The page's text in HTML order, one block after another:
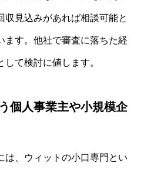
収見込みがあれば相談可能と
ます。他社で審査に落ちた経
て検討に値します。
個人事業主や小規模企
は、ウィットの小口専門とい